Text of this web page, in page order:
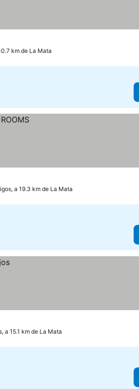
km de La Mata
a 19.3 km de La Mata
a 15.1 km de La Mata